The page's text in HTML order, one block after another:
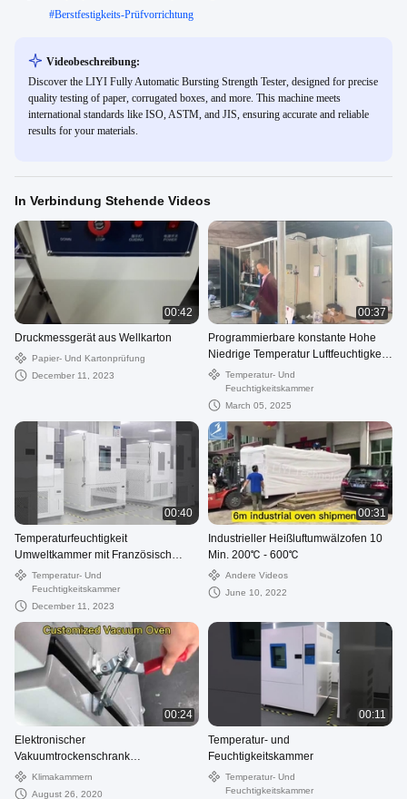
#Berstfestigkeits-Prüfvorrichtung
Videobeschreibung:
Discover the LIYI Fully Automatic Bursting Strength Tester, designed for precise
quality testing of paper, corrugated boxes, and more. This machine meets
international standards like ISO, ASTM, and JIS, ensuring accurate and reliable
results for your materials.
In Verbindung Stehende Videos
00:42
Druckmessgerät aus Wellkarton
Papier- Und Kartonprüfung
December 11, 2023
00:37
Programmierbare konstante Hohe
Niedrige Temperatur Luftfeuchtigkeit
Klimakammer
Temperatur- Und
Feuchtigkeitskammer
March 05, 2025
00:40
Temperaturfeuchtigkeit
Umweltkammer mit Französisch
Tecumseh
Temperatur- Und
Feuchtigkeitskammer
December 11, 2023
00:31
Industrieller Heißluftumwälzofen 10
Min. 200℃ - 600℃
Andere Videos
June 10, 2022
00:24
Elektronischer
Vakuumtrockenschrank
Hochtemperatur Rostschutz
Klimakammern
August 26, 2020
00:11
Temperatur- und
Feuchtigkeitskammer
Temperatur- Und
Feuchtigkeitskammer